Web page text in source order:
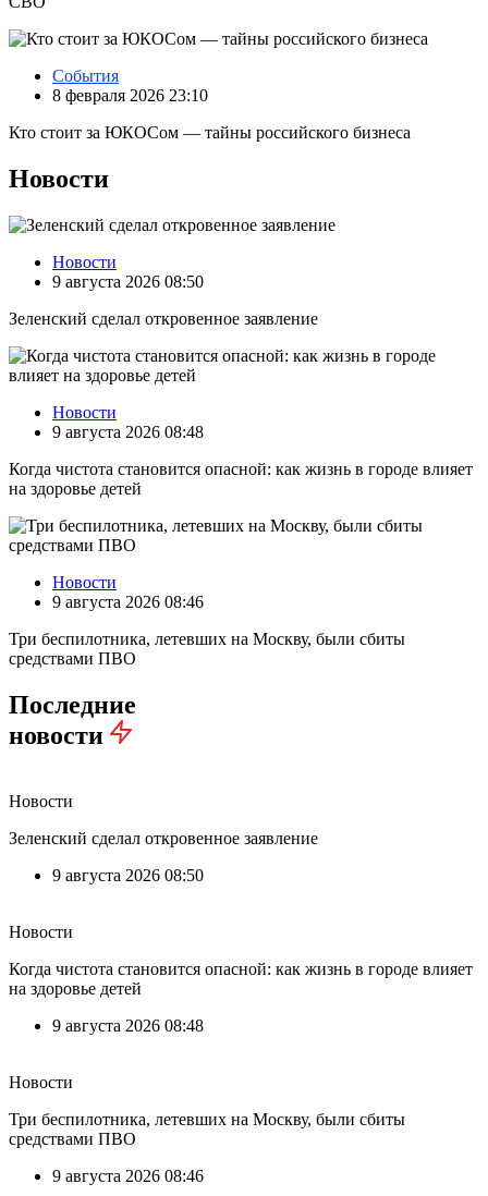
События
8 февраля 2026 23:10
Кто стоит за ЮКОСом — тайны российского бизнеса
Новости
Новости
9 августа 2026 08:50
Зеленский сделал откровенное заявление
Новости
9 августа 2026 08:48
Когда чистота становится опасной: как жизнь в городе влияет
на здоровье детей
Новости
9 августа 2026 08:46
Три беспилотника, летевших на Москву, были сбиты
средствами ПВО
Последние
новости
Новости
Зеленский сделал откровенное заявление
9 августа 2026 08:50
Новости
Когда чистота становится опасной: как жизнь в городе влияет
на здоровье детей
9 августа 2026 08:48
Новости
Три беспилотника, летевших на Москву, были сбиты
средствами ПВО
9 августа 2026 08:46